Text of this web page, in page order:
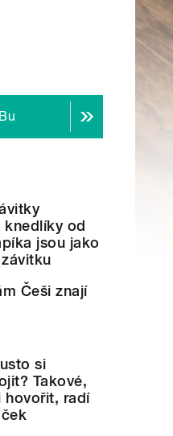
knedlíky od
jsou jako
Češi znají
si
Takové,
hovořit, radí